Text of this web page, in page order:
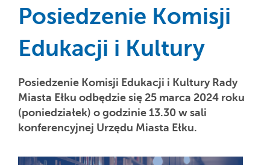
Posiedzenie Komisji
Edukacji i Kultury
Posiedzenie Komisji Edukacji i Kultury Rady
Miasta Ełku odbędzie się 25 marca 2024 roku
(poniedziałek) o godzinie 13.30 w sali
konferencyjnej Urzędu Miasta Ełku.